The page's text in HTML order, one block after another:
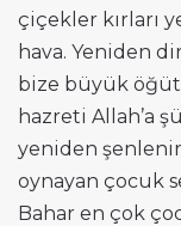
çiçekler kırları
hava. Yeniden
bize büyük
hazreti Allah’a
yeniden
oynayan çocuk
Bahar en çok